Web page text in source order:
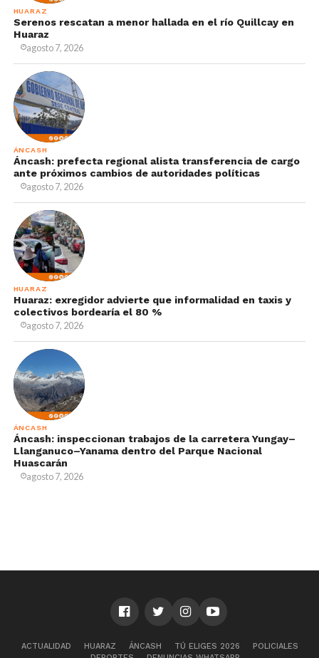
HUARAZ
Serenos rescatan a menor hallada en el río Quillcay en
Huaraz
agosto 7, 2026
ÁNCASH
Áncash: prefecta regional alista transferencia de cargo
ante próximos cambios de autoridades políticas
agosto 7, 2026
HUARAZ
Huaraz: exregidor advierte que informalidad en taxis y
colectivos bordearía el 80 %
agosto 7, 2026
ÁNCASH
Áncash: inspeccionan trabajos de la carretera Yungay–
Llanganuco–Yanama dentro del Parque Nacional
Huascarán
agosto 7, 2026
ACTUALIDAD HUARAZ ÁNCASH TÚ ELIGES 2026
POLICIALES